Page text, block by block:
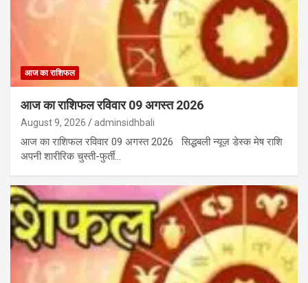
आज का राशिफल
आज का राशिफल रविवार 09 अगस्त 2026
August 9, 2026 adminsidhbali
आज का राशिफल रविवार 09 अगस्त 2026 सिद्धबली न्यूज़ डेस्क मेष राशि
अपनी शारीरिक चुस्ती-फुर्ती…